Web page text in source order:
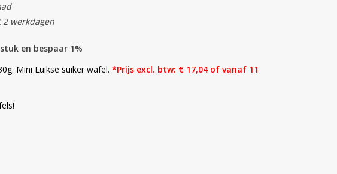
2 werkdagen
en bespaar 1%
Mini Luikse suiker wafel. *Prijs excl. btw: € 17,04 of vanaf 11